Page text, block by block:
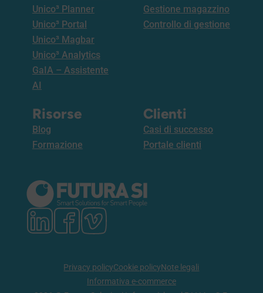
Unico³ Planner
Unico³ Portal
Unico³ Magbar
Unico³ Analytics
GaIA – Assistente
AI
Gestione magazzino
Controllo di gestione
Risorse
Blog
Formazione
Clienti
Casi di successo
Portale clienti
Privacy policyCookie policyNote legali
Informativa e-commerce